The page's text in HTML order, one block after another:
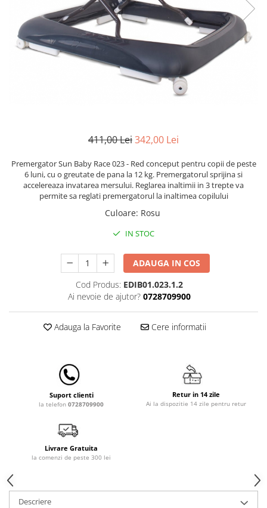
Lenjerii patut 140 x 70 cm
Lenjerie patuturi tineret
Baldachin patut
Dulap si cutii jucarii
Sac de dormit copii
Fotolii copii
Carusele patut
Lampi de veghe
Saltele de infasat
Biciclete fara pedale
Masinute fara pedale
Karturi si masinute cu pedale
Scaune de biciclete copii
Alte Sporturi
Mingi fitness si medicinale
Scara antrenament
Termometre copii si bebe
411,00 Lei342,00 Lei
Premergator Sun Baby Race 023 - Red conceput pentru copii de peste
6 luni, cu o greutate de pana la 12 kg. Premergatorul sprijina si
accelereaza invatarea mersului. Reglarea inaltimii in 3 trepte va
permite sa reglati premergatorul la inaltimea copilului
Culoare: Rosu
IN STOC
ADAUGA IN COS
Cod Produs: EDIB01.023.1.2
Ai nevoie de ajutor? 0728709900
Adauga la Favorite Cere informatii
Suport clienti
la telefon 0728709900
Retur in 14 zile
Ai la dispozitie 14 zile pentru retur
Livrare Gratuita
la comenzi de peste 300 lei
Descriere